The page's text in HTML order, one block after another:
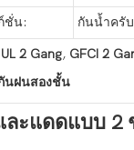
ชั่น: กันน้ำครับ
2 Gang, GFCI 2
นฝนสองชั้น
ะแดดแบบ 2